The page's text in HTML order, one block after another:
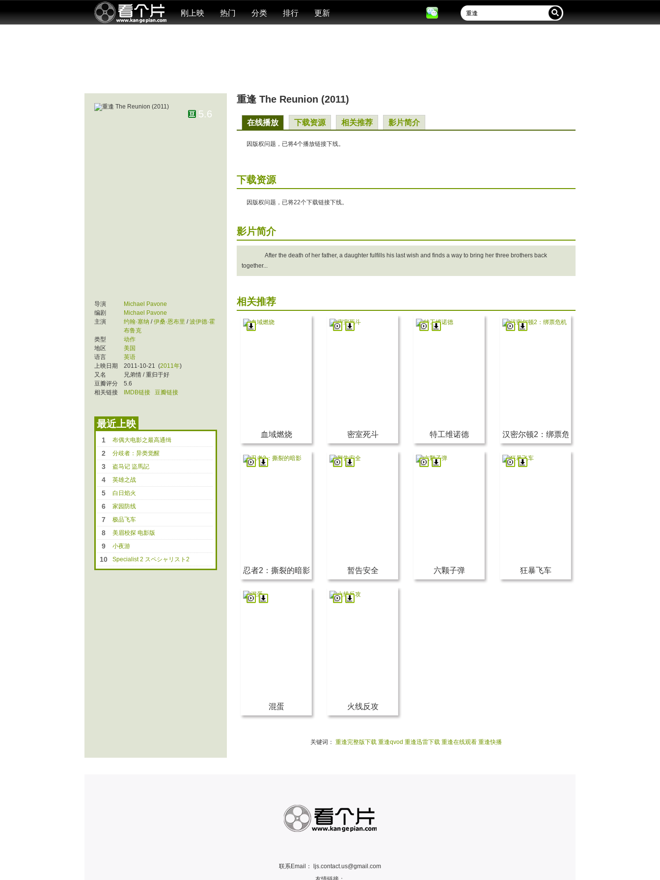
刚上映 热门 分类 排行 更新
重逢 The Reunion (2011)
在线播放 下载资源 相关推荐 影片简介
因版权问题，已将4个播放链接下线。
下载资源
因版权问题，已将22个下载链接下线。
影片简介
After the death of her father, a daughter fulfills his last wish and finds a way to bring her three brothers back
together...
相关推荐
血域燃烧 密室死斗 特工维诺德 汉密尔顿2：绑票危机
忍者2：撕裂的暗影 暂告安全 六颗子弹 狂暴飞车
混蛋 火线反攻
关键词： 重逢完整版下载 重逢qvod 重逢迅雷下载 重逢在线观看 重逢快播
5.6
导演
Michael Pavone
编剧
Michael Pavone
主演
约翰·塞纳 /伊桑·恩布里 /波伊德·霍
布鲁克
类型
动作
地区
美国
语言
英语
上映日期
2011-10-21 (2011年)
又名
兄弟情 /重归于好
豆瓣评分
5.6
相关链接
IMDB链接 豆瓣链接
最近上映
1 布偶大电影之最高通缉
2 分歧者：异类觉醒
3 盗马记 盜馬記
4 英雄之战
5 白日焰火
6 家园防线
7 极品飞车
8 美眉校探 电影版
9 小夜游
10 Specialist 2 スペシャリスト2
联系Email：
ljs.contact.us@gmail.com